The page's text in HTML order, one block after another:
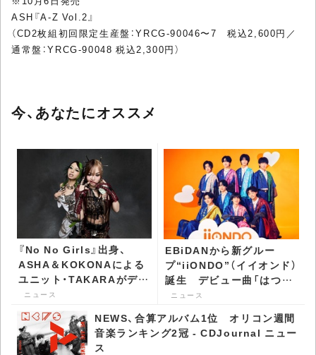
ASH『A-Z Vol.2』
（CD2枚組初回限定生産盤：YRCG-90046〜7 税込2,600円／
通常盤：YRCG-90048 税込2,300円）
今、あなたにオススメ
『No No Girls』出身、
ASHA＆KOKONAによる
ユニット・TAKARAがデビ
ュー - CDJournal ニュー
ス
ニュース
EBiDANから新グルー
プ“iiONDO”（イイオンド）
誕生 デビュー曲「はつ恋
ONDO」配信リリース決定
ニュース
NEWS、合算アルバム1位​ オリコン週間
音楽ランキング2冠​ - CDJournal ニュー
ス